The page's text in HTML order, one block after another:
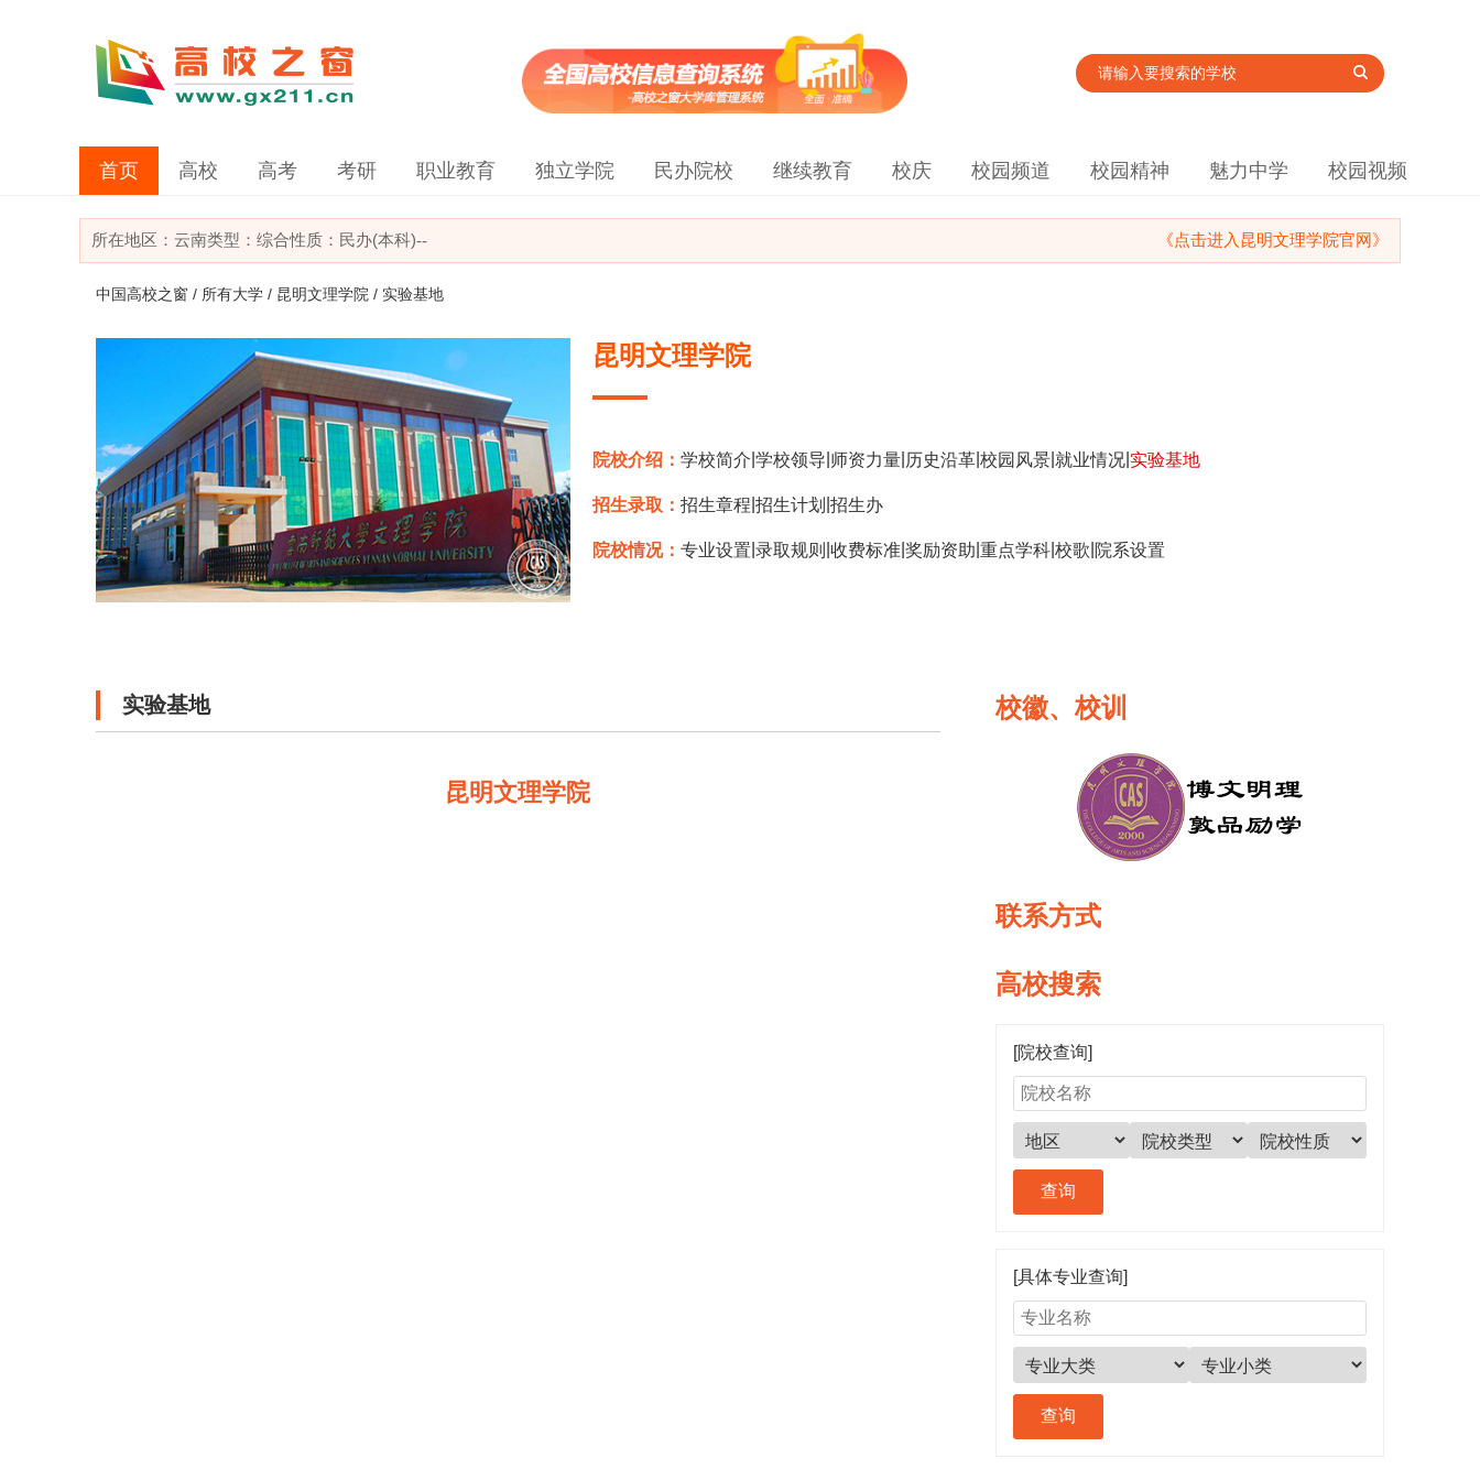
首页 高校 高考 考研 职业教育 独立学院 民办院校 继续教育 校庆 校园频道 校园精神 魅力中学 校园视频
所在地区： 云南类型： 综合性质：民办(本科)-- 《点击进入昆明文理学院官网》
中国高校之窗 / 所有大学 / 昆明文理学院 / 实验基地
昆明文理学院
院校介绍：学校简介 |学校领导 师资力量 历史沿革 |校园风景 就业情况 实验基地
招生录取：招生章程 |招生计划 |招生办
院校情况：专业设置 |录取规则 |收费标准 |奖励资助 |重点学科 |校歌 院系设置
实验基地
昆明文理学院
校徽、校训
联系方式
高校搜索
[院校查询]
[具体专业查询]